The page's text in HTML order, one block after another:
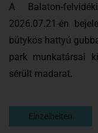
A Balaton-
2026.07.21-én
bütykös hattyú
park munkatársai
sérült madarat.
Einzelheiten